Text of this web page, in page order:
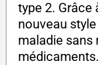
type 2. Grâce
nouveau
maladie sans
médicaments.